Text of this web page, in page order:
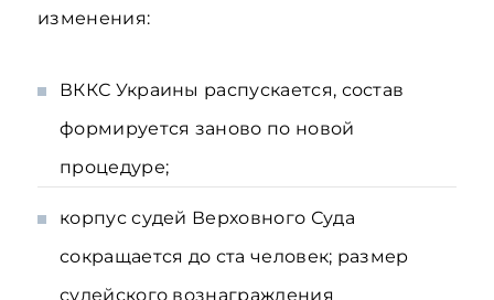
изменения:
ВККС Украины распускается, состав
формируется заново по новой
процедуре;
корпус судей Верховного Суда
сокращается до ста человек; размер
судейского вознаграждения